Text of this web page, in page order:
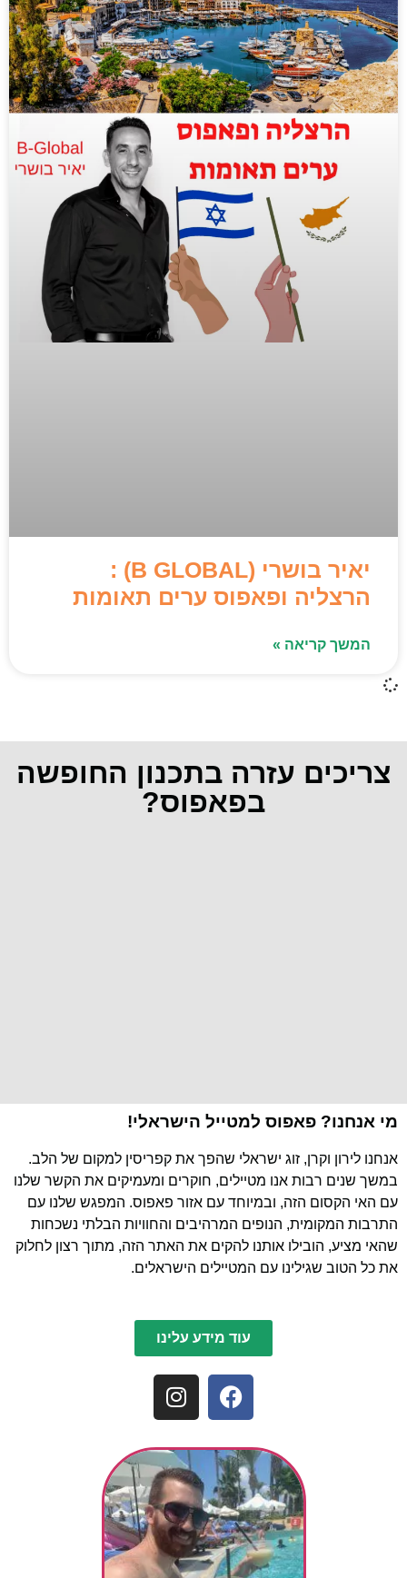
יאיר בושרי (B GLOBAL) :
הרצליה ופאפוס ערים תאומות
המשך קריאה »
צריכים עזרה בתכנון החופשה
בפאפוס?
מי אנחנו? פאפוס למטייל הישראלי!
אנחנו לירון וקרן, זוג ישראלי שהפך את קפריסין למקום של הלב.
במשך שנים רבות אנו מטיילים, חוקרים ומעמיקים את הקשר שלנו
עם האי הקסום הזה, ובמיוחד עם אזור פאפוס. המפגש שלנו עם
התרבות המקומית, הנופים המרהיבים והחוויות הבלתי נשכחות
שהאי מציע, הובילו אותנו להקים את האתר הזה, מתוך רצון לחלוק
את כל הטוב שגילינו עם המטיילים הישראלים.
עוד מידע עלינו